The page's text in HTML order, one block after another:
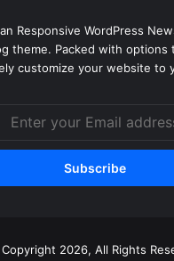
Responsive WordPress
theme. Packed with options
customize your website to
2026, All Rights